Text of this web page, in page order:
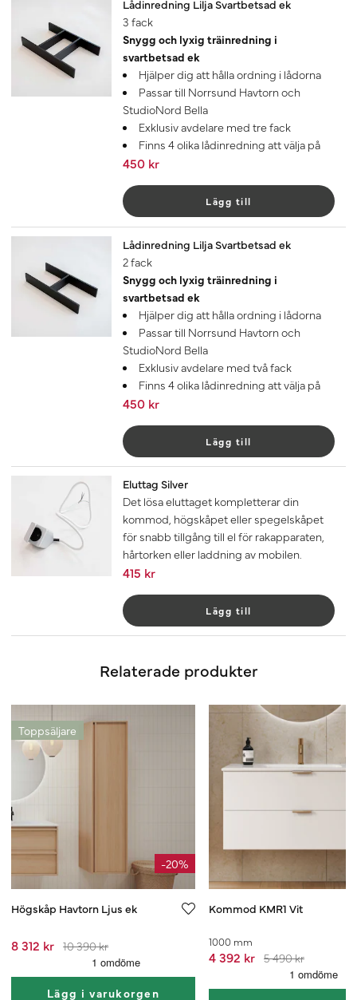
Lådinredning Lilja Svartbetsad ek
3 fack
Snygg och lyxig träinredning i
svartbetsad ek
Hjälper dig att hålla ordning i lådorna
Passar till Norrsund Havtorn och
StudioNord Bella
Exklusiv avdelare med tre fack
Finns 4 olika lådinredning att välja på
450 kr
Lägg till
Lådinredning Lilja Svartbetsad ek
2 fack
Snygg och lyxig träinredning i
svartbetsad ek
Hjälper dig att hålla ordning i lådorna
Passar till Norrsund Havtorn och
StudioNord Bella
Exklusiv avdelare med två fack
Finns 4 olika lådinredning att välja på
450 kr
Lägg till
Eluttag Silver
Det lösa eluttaget kompletterar din
kommod, högskåpet eller spegelskåpet
för snabb tillgång till el för rakapparaten,
hårtorken eller laddning av mobilen.
415 kr
Lägg till
Relaterade produkter
Toppsäljare
-20%
Högskåp Havtorn Ljus ek
8 312 kr 10 390 kr
Lägg i varukorgen
Kommod KMR1 Vit
1000 mm
4 392 kr 5 490 kr